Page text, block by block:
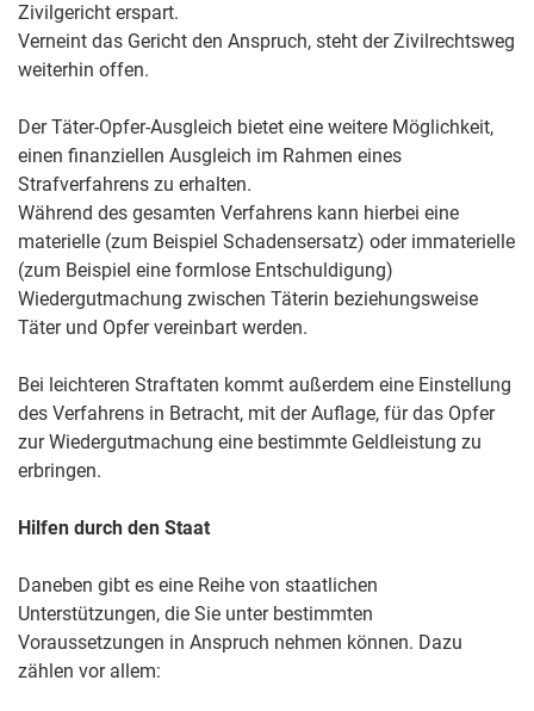
Zivilgericht erspart.
Verneint das Gericht den Anspruch, steht der Zivilrechtsweg
weiterhin offen.
Der Täter-Opfer-Ausgleich bietet eine weitere Möglichkeit,
einen finanziellen Ausgleich im Rahmen eines
Strafverfahrens zu erhalten.
Während des gesamten Verfahrens kann hierbei eine
materielle (zum Beispiel Schadensersatz) oder immaterielle
(zum Beispiel eine formlose Entschuldigung)
Wiedergutmachung zwischen Täterin beziehungsweise
Täter und Opfer vereinbart werden.
Bei leichteren Straftaten kommt außerdem eine Einstellung
des Verfahrens in Betracht, mit der Auflage, für das Opfer
zur Wiedergutmachung eine bestimmte Geldleistung zu
erbringen.
Hilfen durch den Staat
Daneben gibt es eine Reihe von staatlichen
Unterstützungen, die Sie unter bestimmten
Voraussetzungen in Anspruch nehmen können. Dazu
zählen vor allem: